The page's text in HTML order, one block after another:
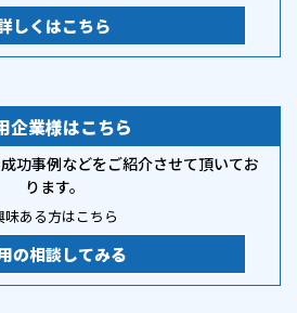
しくはこちら
企業様はこちら
功事例などをご紹介させて頂いてお
ります。
味ある方はこちら
の相談してみる